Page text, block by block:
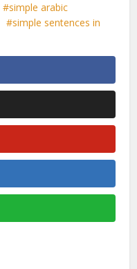
simple arabic
simple sentences in